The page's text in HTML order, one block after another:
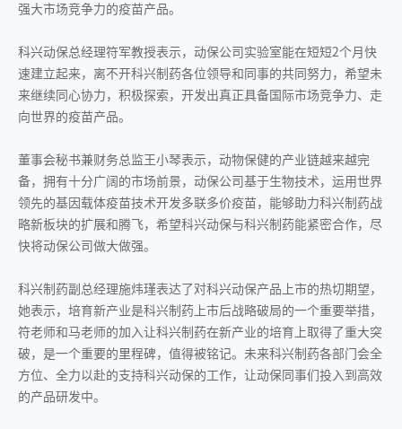
强大市场竞争力的疫苗产品。
科兴动保总经理符军教授表示，动保公司实验室能在短短2个月快
速建立起来，离不开科兴制药各位领导和同事的共同努力，希望未
来继续同心协力，积极探索，开发出真正具备国际市场竞争力、走
向世界的疫苗产品。
董事会秘书兼财务总监王小琴表示，动物保健的产业链越来越完
备，拥有十分广阔的市场前景，动保公司基于生物技术，运用世界
领先的基因载体疫苗技术开发多联多价疫苗，能够助力科兴制药战
略新板块的扩展和腾飞，希望科兴动保与科兴制药能紧密合作，尽
快将动保公司做大做强。
科兴制药副总经理施炜瑾表达了对科兴动保产品上市的热切期望，
她表示，培育新产业是科兴制药上市后战略破局的一个重要举措，
符老师和马老师的加入让科兴制药在新产业的培育上取得了重大突
破，是一个重要的里程碑，值得被铭记。未来科兴制药各部门会全
方位、全力以赴的支持科兴动保的工作，让动保同事们投入到高效
的产品研发中。